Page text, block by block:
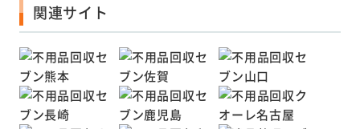
関連サイト